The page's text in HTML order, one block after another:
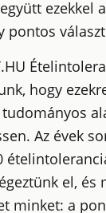
ezekkel
pontos
hogy
Az évek
el, és
minket: a